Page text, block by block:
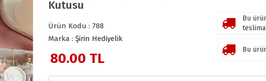
Kutusu
Ürün Kodu : 788
Marka : Şirin Hediyelik
80.00 TL
Bu
Bu